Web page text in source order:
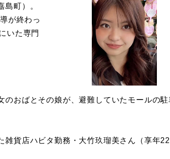
島町）。
が終わっ
いた専門
のおばとその娘が、避難していたモールの
貨店ハビタ勤務・大竹玖瑠美さん（享年